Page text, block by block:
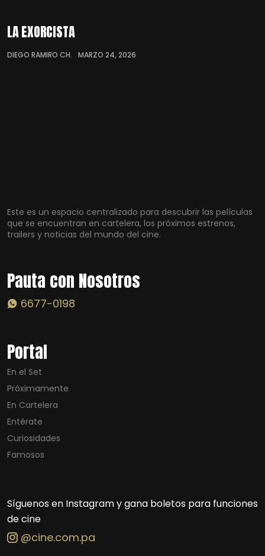
LA EXORCISTA
DIEGO RAMIRO CH. MARZO 24, 2026
Este es un espacio centralizado para descubrir las películas
que se encuentran en cartelera, los próximos estrenos,
trailers y noticias del mundo del cine.
Pauta con Nosotros
6677-0198
Portal
En el Set
Próximamente
En Cartelera
Entérate
Curiosidades
Famosos
Síguenos en Instagram y gana boletos para funciones
de cine
@cine.com.pa